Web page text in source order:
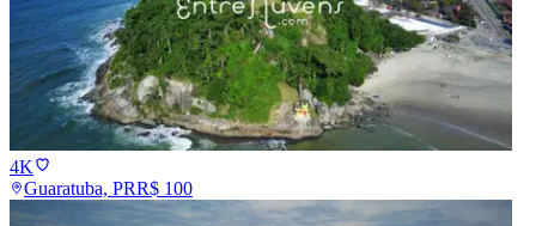
4K
Guaratuba, PRR$ 100